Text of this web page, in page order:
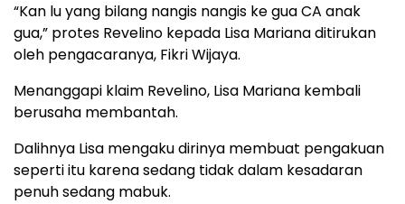
“Kan lu yang bilang nangis nangis ke gua CA anak
gua,” protes Revelino kepada Lisa Mariana ditirukan
oleh pengacaranya, Fikri Wijaya.
Menanggapi klaim Revelino, Lisa Mariana kembali
berusaha membantah.
Dalihnya Lisa mengaku dirinya membuat pengakuan
seperti itu karena sedang tidak dalam kesadaran
penuh sedang mabuk.